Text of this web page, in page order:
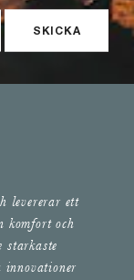
SKICKA
levererar ett
komfort och
innovationer